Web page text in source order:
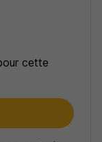
cette